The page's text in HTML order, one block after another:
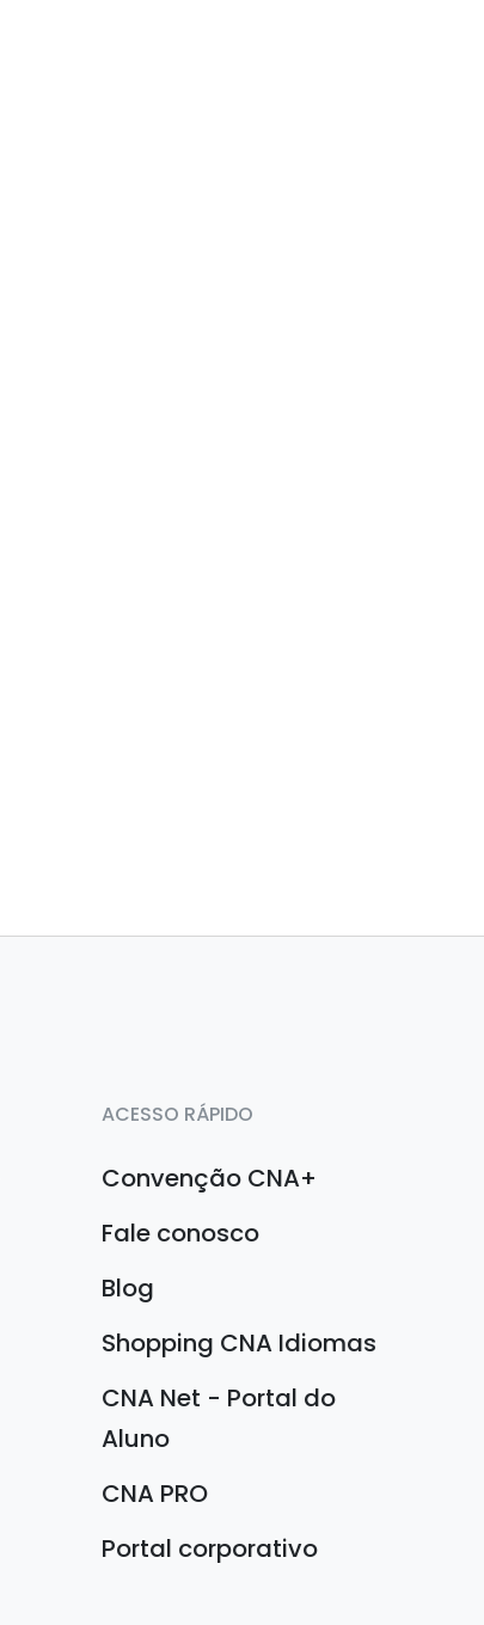
ACESSO RÁPIDO
Convenção CNA+
Fale conosco
Blog
Shopping CNA Idiomas
CNA Net - Portal do
Aluno
CNA PRO
Portal corporativo